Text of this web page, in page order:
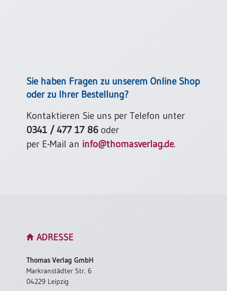
Jahreslosung
Restbestände
Sie haben Fragen zu unserem Online Shop
oder zu Ihrer Bestellung?
Kontaktieren Sie uns per Telefon unter
0341 / 477 17 86 oder
per E-Mail an info@thomasverlag.de.
ADRESSE
Thomas Verlag GmbH
Markranstädter Str. 6
04229 Leipzig